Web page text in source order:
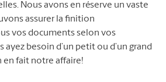
Nous avons en réserve un vaste
assurer la finition
vos documents selon vos
besoin d’un petit ou d’un grand
en fait notre affaire!